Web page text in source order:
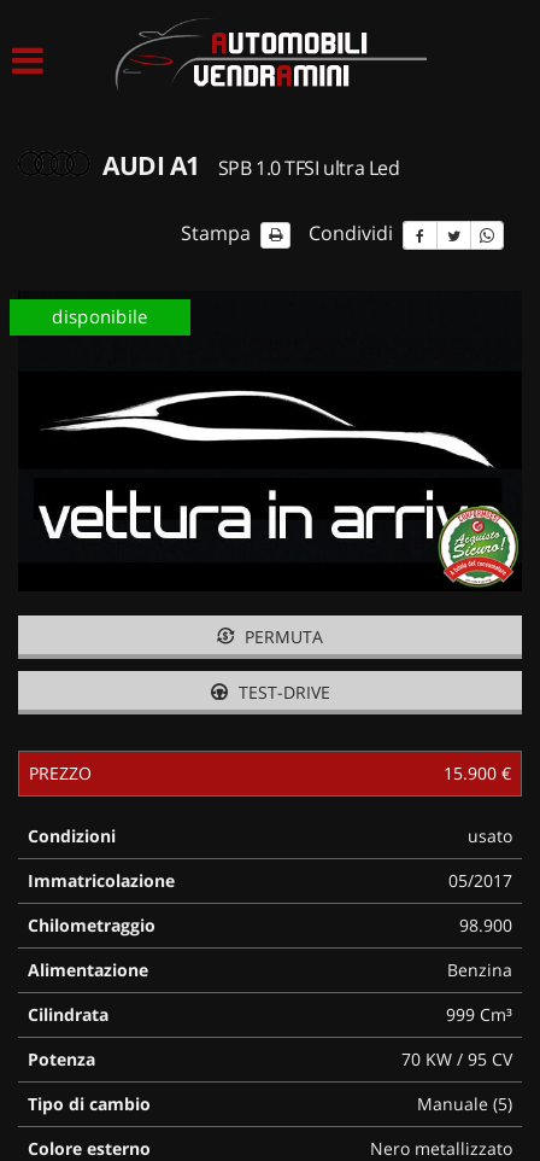
ACQUISTIAMO USATO
CONTATTI
AUDI A1 SPB 1.0 TFSI ultra Led
Stampa Condividi
disponibile
PERMUTA
TEST-DRIVE
PREZZO 15.900 €
Condizioni
usato
Immatricolazione
05/2017
Chilometraggio
98.900
Alimentazione
Benzina
Cilindrata
999 Cm³
Potenza
70 KW / 95 CV
Tipo di cambio
Manuale (5)
Colore esterno
Nero metallizzato